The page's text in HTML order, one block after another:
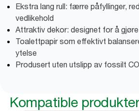
Ekstra lang rull: færre påfyllinger,
vedlikehold
Attraktiv dekor: designet for å
Toalettpapir som effektivt
ytelse
Produsert uten utslipp av fossilt
Kompatible produkter